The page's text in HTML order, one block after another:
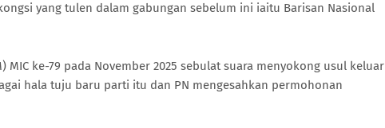
yang tulen dalam gabungan sebelum ini iaitu Barisan Nasional
MIC ke-79 pada November 2025 sebulat suara menyokong usul keluar
hala tuju baru parti itu dan PN mengesahkan permohonan